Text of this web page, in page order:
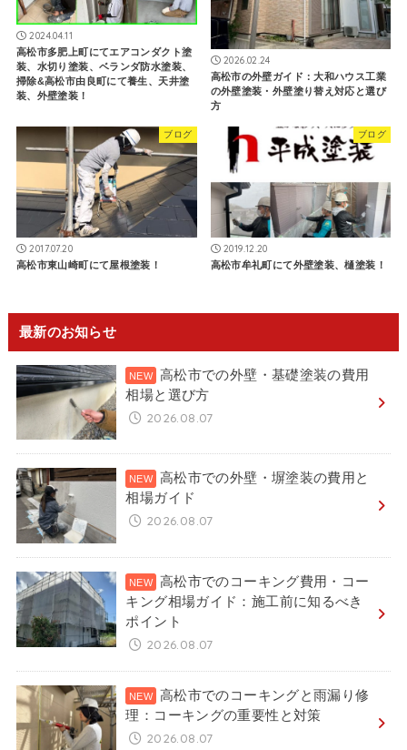
2024.04.11
高松市多肥上町にてエアコンダクト塗
装、水切り塗装、ベランダ防水塗装、
掃除&高松市由良町にて養生、天井塗
装、外壁塗装！
2026.02.24
高松市の外壁ガイド：大和ハウス工業
の外壁塗装・外壁塗り替え対応と選び
方
ブログ
2017.07.20
高松市東山崎町にて屋根塗装！
ブログ
2019.12.20
高松市牟礼町にて外壁塗装、樋塗装！
最新のお知らせ
高松市での外壁・基礎塗装の費用
相場と選び方
2026.08.07
高松市での外壁・塀塗装の費用と
相場ガイド
2026.08.07
高松市でのコーキング費用・コー
キング相場ガイド：施工前に知るべき
ポイント
2026.08.07
高松市でのコーキングと雨漏り修
理：コーキングの重要性と対策
2026.08.07